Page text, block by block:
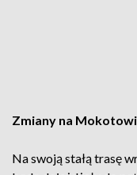
Zmiany na
Na swoją stałą trasę